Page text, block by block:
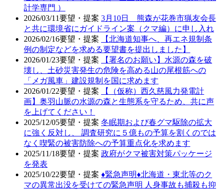
計学専門 ）
2026/03/11要望・提案 3月10日 熊森が花巻市猟友会長
と共に環境省にガイドライン案（クマ編）に申し入れ
2026/02/16要望・提案
【北海道知事へ、再エネ規制条
例の制定などを求める要望書を提出しました】
2026/01/23要望・提案
【署名のお願い】水源の森を破
壊し、土砂災害発生の危険を高める山の尾根筋への
「メガ風車」建設規制を国に求めます
2026/01/22要望・提案
【（仮称）西久慈風力発電計
画】奥羽山脈の水源の森と生態系を守るため、共に声
を上げてください！
2025/12/05要望・提案 冬眠期および春グマ駆除の拡大
に強く反対し、 調査研究に５億もの予算を割くのでは
なく喫緊の被害防除への予算重点化を求めます
2025/11/18要望・提案 政府がクマ被害対策パッケージ
を発表
2025/10/22要望・提案 ♦️緊急声明♦️北海道・東北等のク
マの異常出没を受けての緊急声明 人身事故も捕殺も抑